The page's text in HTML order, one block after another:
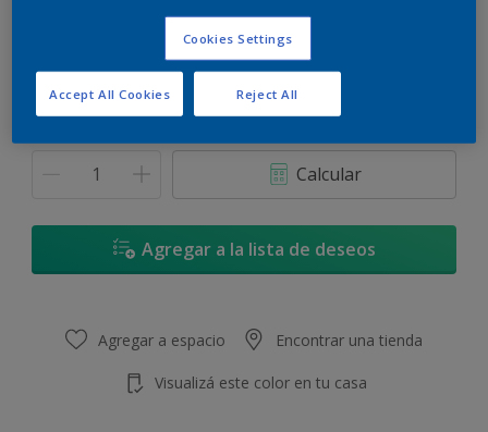
3,6 L 17,4 L
Calcular
Agregar a la lista de deseos
Agregar a espacio Encontrar una tienda
Visualizá este color en tu casa
Cookies Settings
Reject All
Accept All Cookies